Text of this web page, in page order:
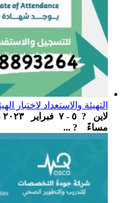
التهيئة والاستعداد لاختبار
مساءً ‏ ? ...